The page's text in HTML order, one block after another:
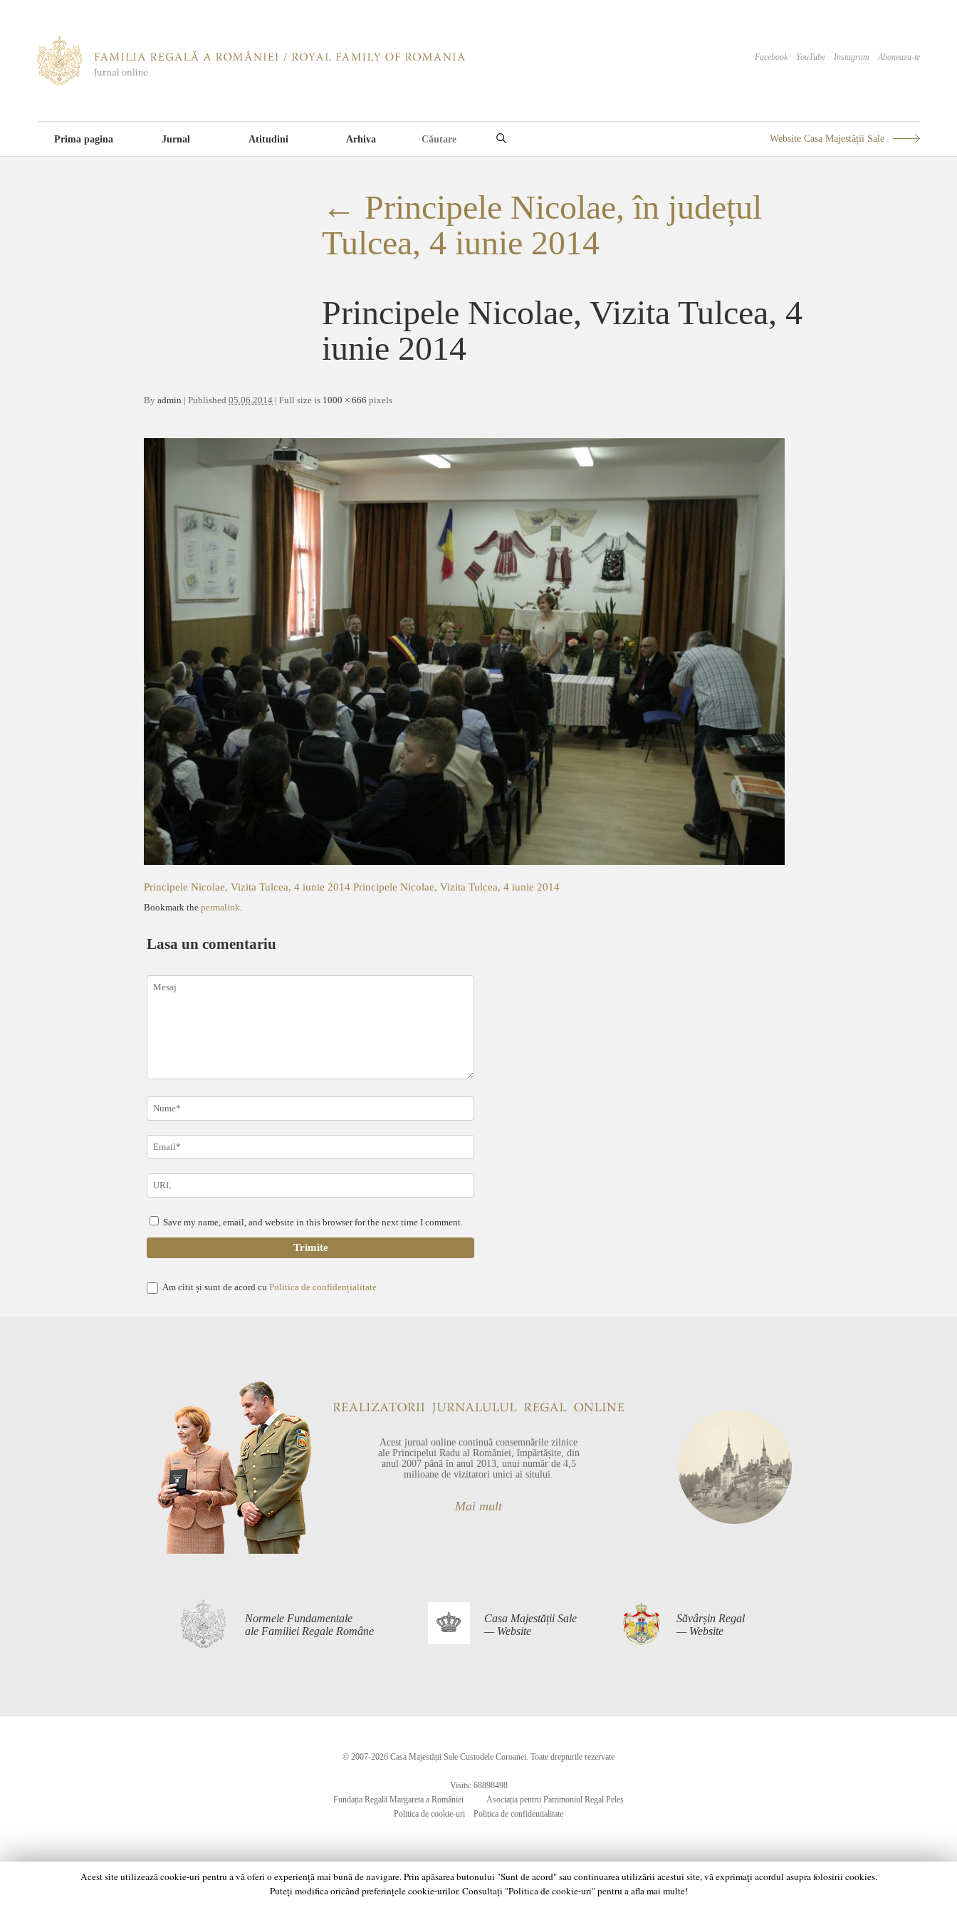
Facebook YouTube Instagram Aboneaza-te
Prima pagina Jurnal Atitudini Arhiva Website Casa Majestății Sale
← Principele Nicolae, în județul
Tulcea, 4 iunie 2014
Principele Nicolae, Vizita Tulcea, 4
iunie 2014
By admin | Published 05.06.2014 | Full size is 1000 × 666 pixels
Principele Nicolae, Vizita Tulcea, 4 iunie 2014 Principele Nicolae, Vizita Tulcea, 4 iunie 2014
Bookmark the permalink
Lasa un comentariu
Save my name, email, and website in this browser for the next time I comment.
Am citit și sunt de acord cu Politica de confidențialitate
Acest jurnal online continuă consemnările zilnice
ale Principelui Radu al României, împărtășite, din
anul 2007 până în anul 2013, unui număr de 4,5
milioane de vizitatori unici ai sitului.
Mai mult
Normele Fundamentale
ale Familiei Regale Române
Casa Majestății Sale
— Website
Săvârșin Regal
— Website
© 2007-2026 Casa Majestății Sale Custodele Coroanei. Toate drepturile rezervate
Visits: 68898498
Fundația Regală Margareta a României
Asociația pentru Patrimoniul Regal Peleș
Politica de cookie-uri
Politica de confidentialitate
Acest site utilizează cookie-uri pentru a vă oferi o experiență mai bună de navigare. Prin apăsarea butonului "Sunt de acord" sau continuarea utilizării acestui site, vă exprimaţi acordul asupra folosirii cookies.
Puteți modifica oricând preferințele cookie-urilor. Consultați "Politica de cookie-uri" pentru a afla mai multe!